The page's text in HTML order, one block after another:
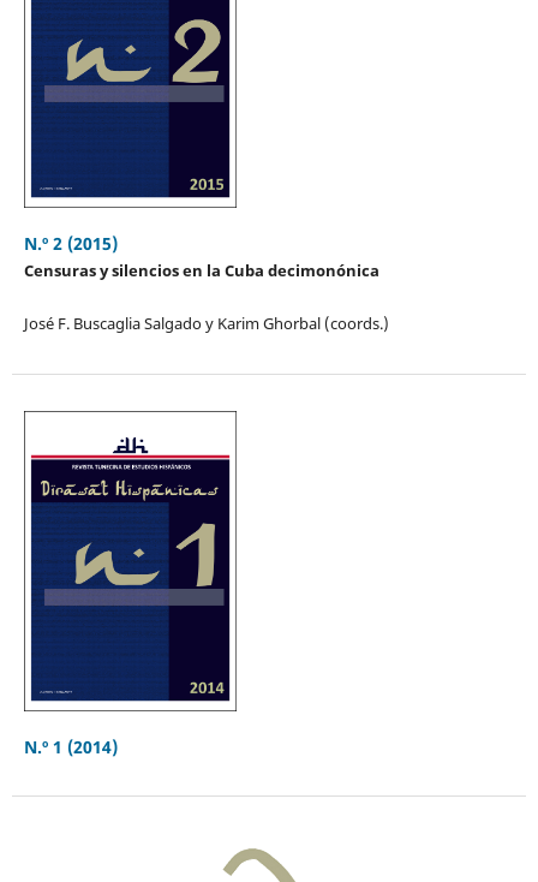
N.º 2 (2015)
Censuras y silencios en la Cuba decimonónica
José F. Buscaglia Salgado y Karim Ghorbal (coords.)
N.º 1 (2014)